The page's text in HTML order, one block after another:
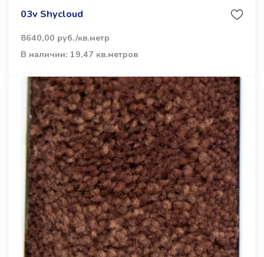
03v Shycloud
8640,00 руб./кв.метр
В наличии: 19,47 кв.метров